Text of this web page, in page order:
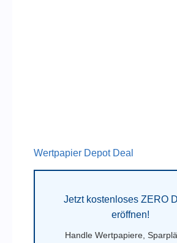
Wertpapier Depot Deal
Jetzt kostenloses ZERO
eröffnen!
Handle Wertpapiere,